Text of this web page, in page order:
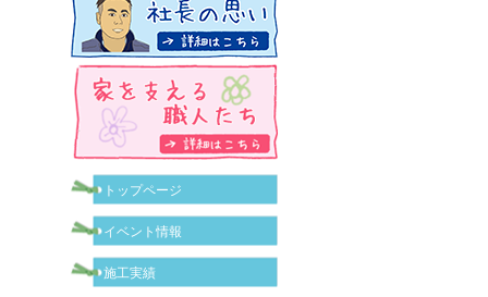
トップページ
イベント情報
施工実績